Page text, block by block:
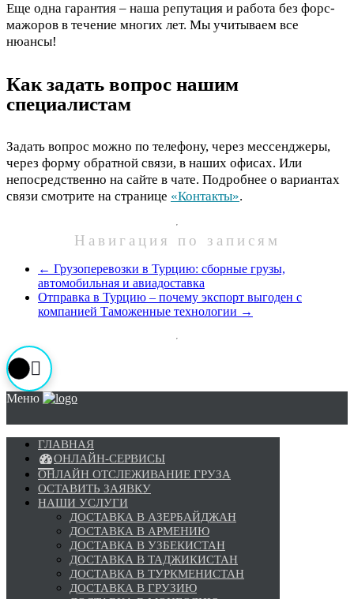
Еще одна гарантия – наша репутация и работа без форс-
мажоров в течение многих лет. Мы учитываем все
нюансы!
Как задать вопрос нашим
специалистам
Задать вопрос можно по телефону, через мессенджеры,
через форму обратной связи, в наших офисах. Или
непосредственно на сайте в чате. Подробнее о вариантах
связи смотрите на странице «Контакты».
Навигация по записям
← Грузоперевозки в Турцию: сборные грузы,
автомобильная и авиадоставка
Отправка в Турцию – почему экспорт выгоден с
компанией Таможенные технологии →
Меню
ГЛАВНАЯ
ОНЛАЙН-СЕРВИСЫ
ОНЛАЙН ОТСЛЕЖИВАНИЕ ГРУЗА
ОСТАВИТЬ ЗАЯВКУ
НАШИ УСЛУГИ
ДОСТАВКА В АЗЕРБАЙДЖАН
ДОСТАВКА В АРМЕНИЮ
ДОСТАВКА В УЗБЕКИСТАН
ДОСТАВКА В ТАДЖИКИСТАН
ДОСТАВКА В ТУРКМЕНИСТАН
ДОСТАВКА В ГРУЗИЮ